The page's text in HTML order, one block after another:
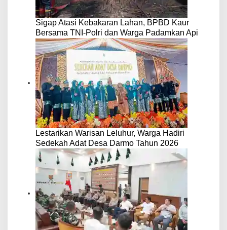
Sigap Atasi Kebakaran Lahan, BPBD Kaur
Bersama TNI-Polri dan Warga Padamkan Api
Lestarikan Warisan Leluhur, Warga Hadiri
Sedekah Adat Desa Darmo Tahun 2026